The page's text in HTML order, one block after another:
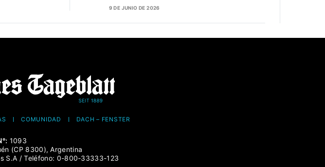
9 DE JUNIO DE 2026
COMUNIDAD DACH – FENSTER
1093
(CP 8300), Argentina
S.A / Teléfono: 0-800-33333-123